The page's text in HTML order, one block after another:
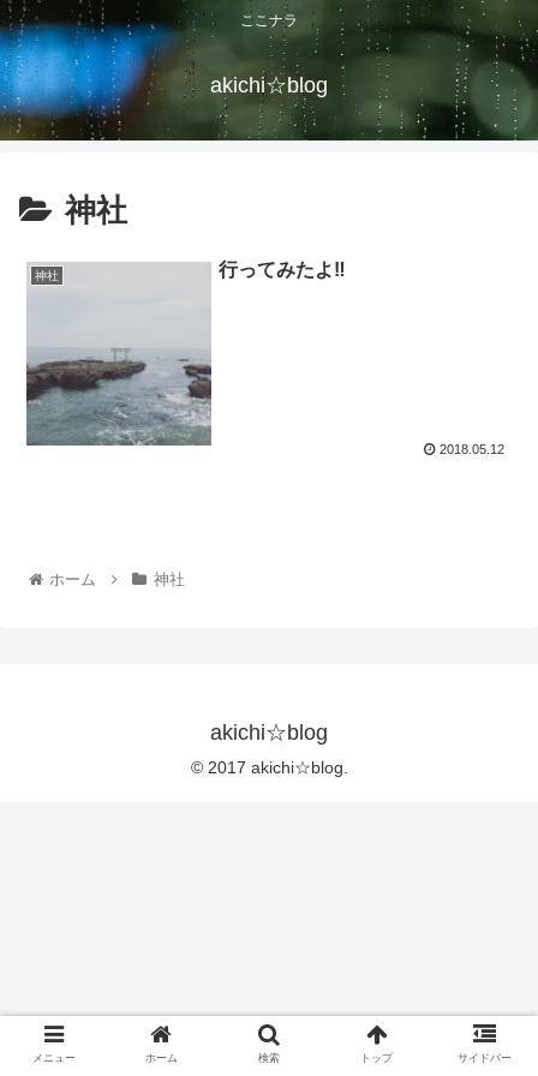
ここナラ
akichi☆blog
神社
神社 行ってみたよ‼
2018.05.12
ホーム 神社
akichi☆blog
© 2017 akichi☆blog.
メニュー ホーム 検索 トップ サイドバー